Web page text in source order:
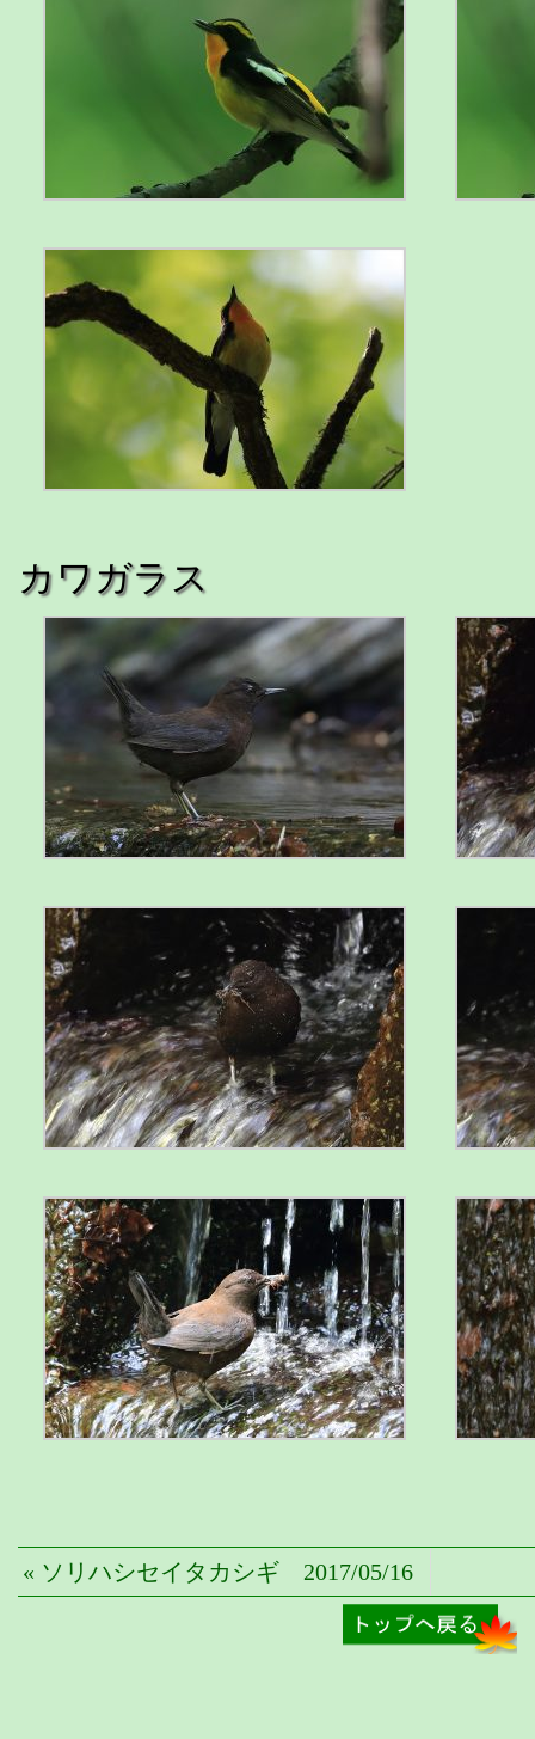
カワガラス
« ソリハシセイタカシギ 2017/05/16